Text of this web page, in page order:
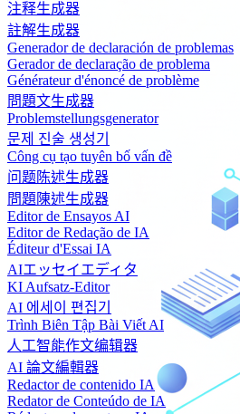
注释生成器
註解生成器
Generador de declaración de problemas
Gerador de declaração de problema
Générateur d'énoncé de problème
問題文生成器
Problemstellungsgenerator
문제 진술 생성기
Công cụ tạo tuyên bố vấn đề
问题陈述生成器
問題陳述生成器
Editor de Ensayos AI
Editor de Redação de IA
Éditeur d'Essai IA
AIエッセイエディタ
KI Aufsatz-Editor
AI 에세이 편집기
Trình Biên Tập Bài Viết AI
人工智能作文编辑器
AI 論文編輯器
Redactor de contenido IA
Redator de Conteúdo de IA